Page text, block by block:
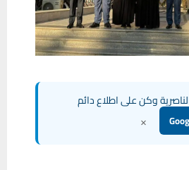
وكن على اطلاع دائم
×